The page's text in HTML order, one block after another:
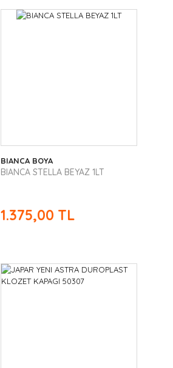
BIANCA BOYA
BIANCA STELLA BEYAZ 1LT
1.375,00 TL